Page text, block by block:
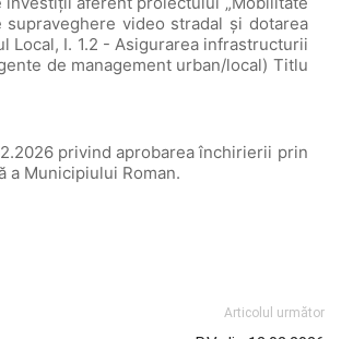
video stradal și dotarea
Local, I. 1.2 - Asigurarea infrastructurii
de management urban/local) Titlu
privind aprobarea închirierii prin
a Municipiului Roman.
Articolul următor